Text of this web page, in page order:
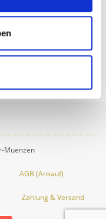
Muenzen
AGB (Ankauf)
Zahlung & Versand